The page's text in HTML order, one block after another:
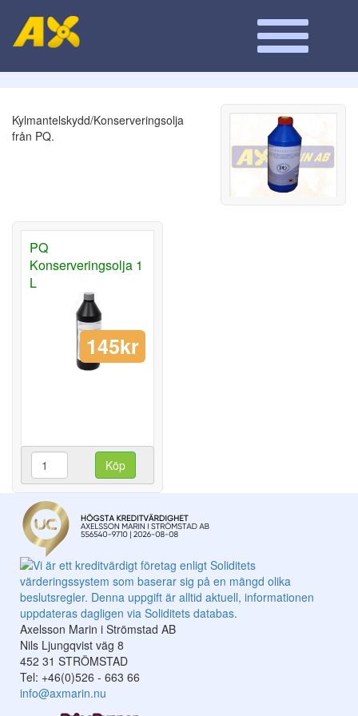
Kylmantelskydd/Konserveringsolja
från PQ.
PQ
Konserveringsolja 1
L
145kr
Köp
Axelsson Marin i Strömstad AB
Nils Ljungqvist väg 8
452 31 STRÖMSTAD
Tel: +46(0)526 - 663 66
info@axmarin.nu